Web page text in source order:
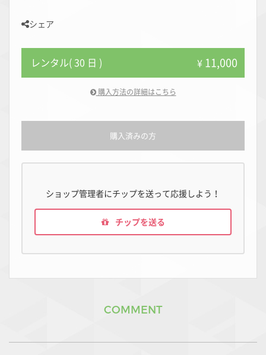
シェア
レンタル( 30 日 ) ¥ 11,000
購入方法の詳細はこちら
購入済みの方
ショップ管理者にチップを送って応援しよう！
チップを送る
COMMENT